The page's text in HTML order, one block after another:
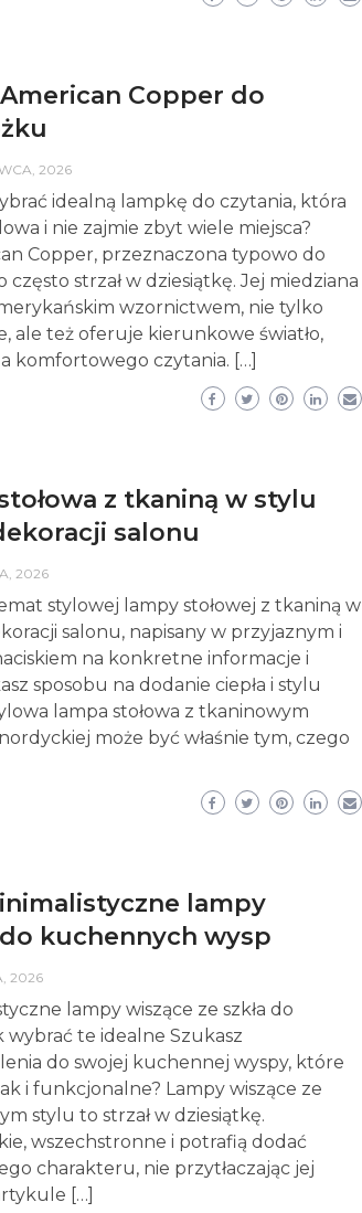
Copper do
2026
idealną lampkę do czytania, która
i nie zajmie zbyt wiele miejsca?
Copper, przeznaczona typowo do
strzał w dziesiątkę. Jej miedziana
wzornictwem, nie tylko
ale też oferuje kierunkowe światło,
komfortowego czytania. […]
z tkaniną w stylu
salonu
2026
stylowej lampy stołowej z tkaniną w
salonu, napisany w przyjaznym i
na konkretne informacje i
sposobu na dodanie ciepła i stylu
lampa stołowa z tkaninowym
może być właśnie tym, czego
lampy
do kuchennych wysp
2026
lampy wiszące ze szkła do
wybrać te idealne Szukasz
do swojej kuchennej wyspy, które
i funkcjonalne? Lampy wiszące ze
stylu to strzał w dziesiątkę.
wszechstronne i potrafią dodać
charakteru, nie przytłaczając jej
[…]